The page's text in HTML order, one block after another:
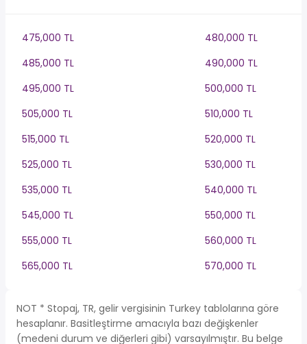
475,000 TL
480,000 TL
485,000 TL
490,000 TL
495,000 TL
500,000 TL
505,000 TL
510,000 TL
515,000 TL
520,000 TL
525,000 TL
530,000 TL
535,000 TL
540,000 TL
545,000 TL
550,000 TL
555,000 TL
560,000 TL
565,000 TL
570,000 TL
NOT * Stopaj, TR, gelir vergisinin Turkey tablolarına göre
hesaplanır. Basitleştirme amacıyla bazı değişkenler
(medeni durum ve diğerleri gibi) varsayılmıştır. Bu belge